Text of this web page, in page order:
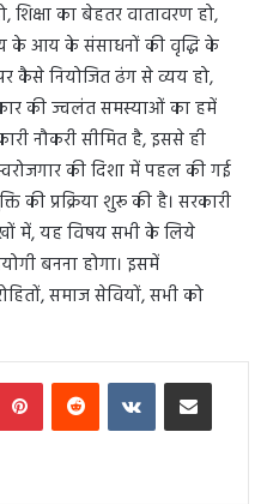
का बेहतर वातावरण हो,
के आय के संसाधनों की वृद्धि के
कैसे नियोजित ढंग से व्यय हो,
की ज्वलंत समस्याओं का हमें
नौकरी सीमित है, इससे ही
की दिशा में पहल की गई
की प्रक्रिया शुरू की है। सरकारी
में, यह विषय सभी के लिये
बनना होगा। इसमें
समाज सेवियों, सभी को
PinterestReddit VKontakteShare via Email